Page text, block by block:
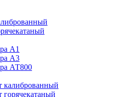
А1
А3
АТ800
калиброванный
горячекатаный